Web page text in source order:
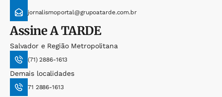
jornalismoportal@grupoatarde.com.br
AssineA TARDE
Salvador e Região Metropolitana
(71) 2886-1613
Demais localidades
71 2886-1613